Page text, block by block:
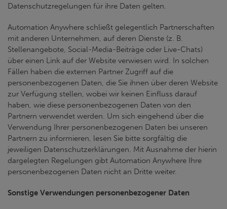
Datenschutzregelungen für ihre Daten gelten.
Automation Anywhere schließt gelegentlich Partnerschaften
mit anderen Unternehmen, auf deren Dienste (z. B.
Stellenangebote, Social-Media-Beiträge oder Live-Chats)
über einen Link auf der Website verwiesen wird. In solchen
Fällen haben die externen Partner Zugriff auf die
personenbezogenen Daten, die Sie ihnen über deren Website
zur Verfügung stellen, wobei wir keinen Einfluss darauf
haben, wie diese personenbezogenen Daten von den
Partnern verwendet werden. Um sich eingehend über die
Verwendung Ihrer personenbezogenen Daten bei unseren
Partnern zu informieren, lesen Sie bitte sorgfältig die
jeweiligen Datenschutzerklärungen. Mit Ausnahme der hierin
dargelegten Regelungen gibt Automation Anywhere Ihre
personenbezogenen Daten nicht an Dritte weiter.
Sonstige Verwendungen personenbezogener Daten